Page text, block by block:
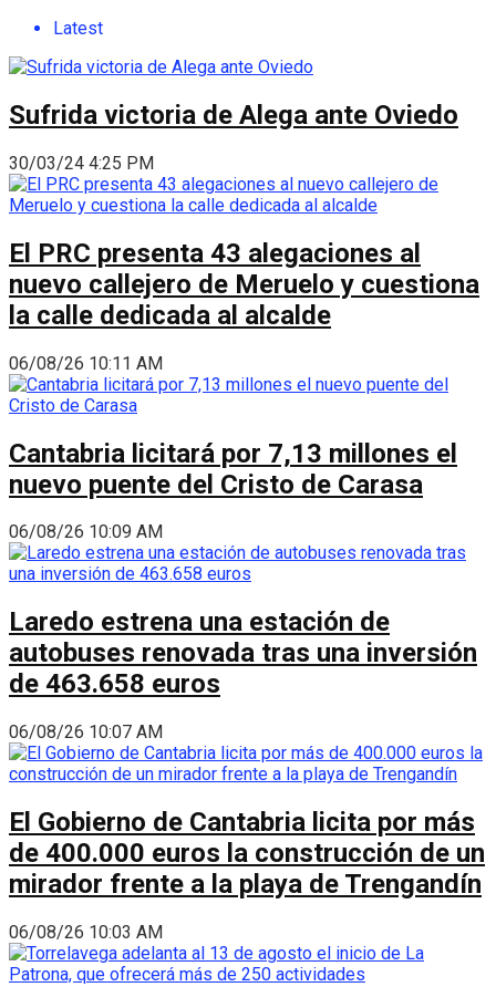
Latest
Sufrida victoria de Alega ante Oviedo
30/03/24 4:25 PM
El PRC presenta 43 alegaciones al
nuevo callejero de Meruelo y cuestiona
la calle dedicada al alcalde
06/08/26 10:11 AM
Cantabria licitará por 7,13 millones el
nuevo puente del Cristo de Carasa
06/08/26 10:09 AM
Laredo estrena una estación de
autobuses renovada tras una inversión
de 463.658 euros
06/08/26 10:07 AM
El Gobierno de Cantabria licita por más
de 400.000 euros la construcción de un
mirador frente a la playa de Trengandín
06/08/26 10:03 AM